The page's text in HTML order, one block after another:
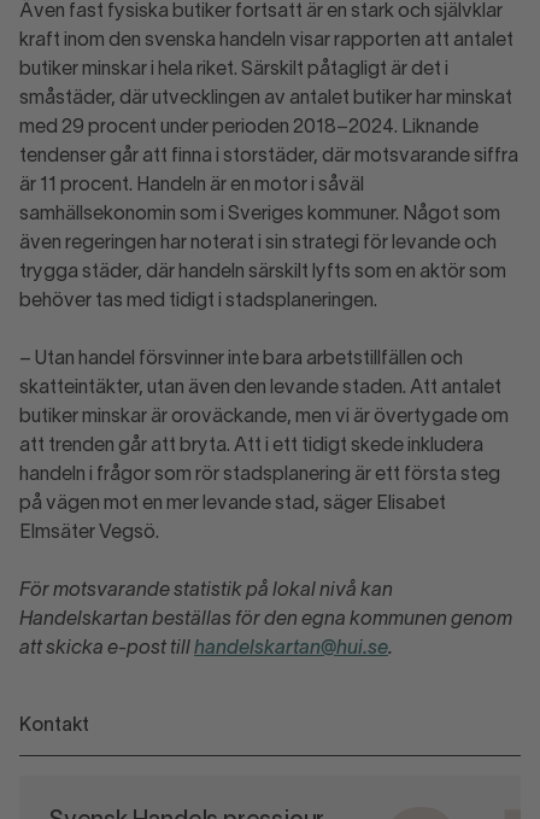
Även fast fysiska butiker fortsatt är en stark och självklar
kraft inom den svenska handeln visar rapporten att antalet
butiker minskar i hela riket. Särskilt påtagligt är det i
småstäder, där utvecklingen av antalet butiker har minskat
med 29 procent under perioden 2018–2024. Liknande
tendenser går att finna i storstäder, där motsvarande siffra
är 11 procent. Handeln är en motor i såväl
samhällsekonomin som i Sveriges kommuner. Något som
även regeringen har noterat i sin strategi för levande och
trygga städer, där handeln särskilt lyfts som en aktör som
behöver tas med tidigt i stadsplaneringen.
– Utan handel försvinner inte bara arbetstillfällen och
skatteintäkter, utan även den levande staden. Att antalet
butiker minskar är oroväckande, men vi är övertygade om
att trenden går att bryta. Att i ett tidigt skede inkludera
handeln i frågor som rör stadsplanering är ett första steg
på vägen mot en mer levande stad, säger Elisabet
Elmsäter Vegsö.
För motsvarande statistik på lokal nivå kan
Handelskartan beställas för den egna kommunen genom
att skicka e-post till handelskartan@hui.se.
Kontakt